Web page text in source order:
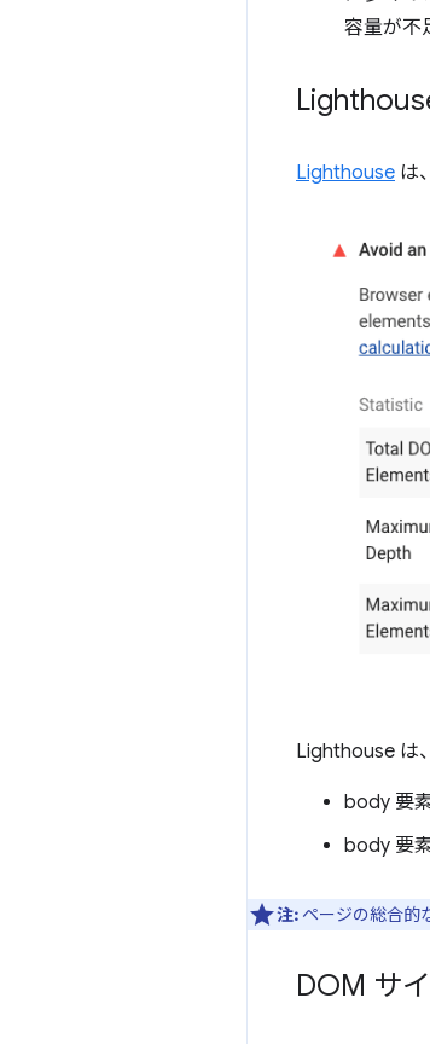
容量が不
Lighthouse は
Lighthouse は
body 要
body 要
注: ページの総合的
DOM サ